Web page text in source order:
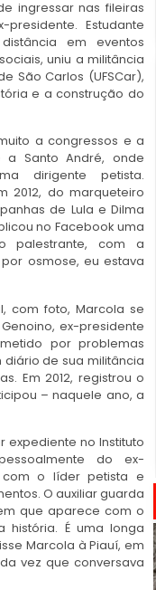
ingressar nas fileiras
Estudante
em eventos
uniu a militância
São Carlos (UFSCar),
e a construção do
a congressos e a
Santo André, onde
dirigente petista.
2012, do marqueteiro
de Lula e Dilma
no Facebook uma
com a
osmose, eu estava
com foto, Marcola se
ex-presidente
por problemas
de sua militância
Em 2012, registrou o
– naquele ano, a
expediente no Instituto
do ex-
com o líder petista e
O auxiliar guarda
que aparece com o
história. É uma longa
Marcola à Piauí, em
vez que conversava